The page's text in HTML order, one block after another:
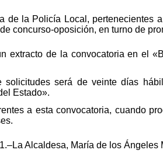
de la Policía Local, pertenecientes
concurso-oposición, en turno de
extracto de la convocatoria en el
solicitudes será de veinte días
Estado».
a esta convocatoria, cuando
Alcaldesa, María de los Ángeles